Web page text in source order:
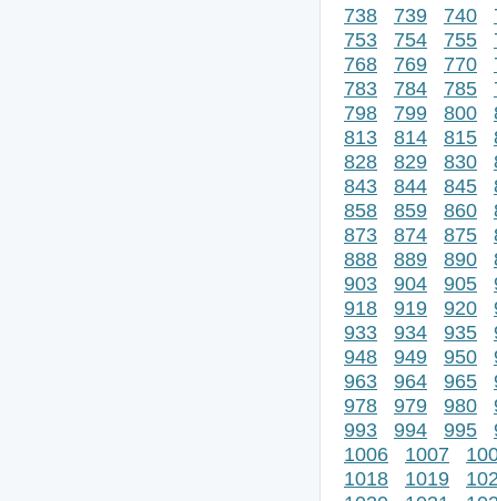
738
739 740
753
754 755
768
769 770
783
784 785
798
799 800
813
814 815
828
829 830
843
844 845
858
859 860
873
874 875
888
889 890
903
904 905
918
919 920
933
934 935
948
949 950
963
964 965
978
979 980
993
994 995
1006
1007
1018
1019